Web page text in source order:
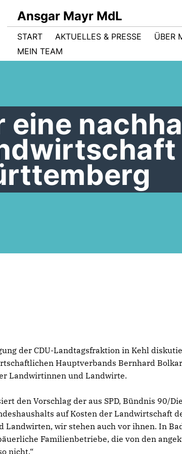
Ansgar Mayr MdL
START AKTUELLES & PRESSE ÜBER
MEIN TEAM
eine
der CDU-Landtagsfraktion in Kehl
Hauptverbands Bernhard
Landwirtinnen und Landwirte.
den Vorschlag der aus SPD, Bündnis 90/
auf Kosten der Landwirtschaft
Landwirten, wir stehen auch vor ihnen. In
Familienbetriebe, die von den
nicht.“